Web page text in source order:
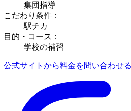
集団指導
こだわり条件：
駅チカ
目的・コース：
学校の補習
公式サイトから料金を問い合わせる